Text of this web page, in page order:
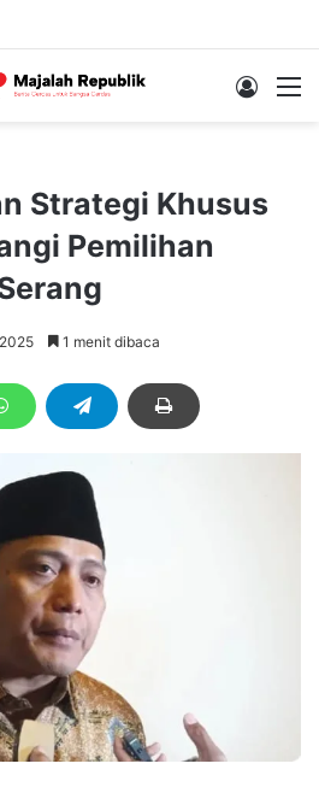
Log In
Strategi Khusus
Pemilihan
1 menit dibaca